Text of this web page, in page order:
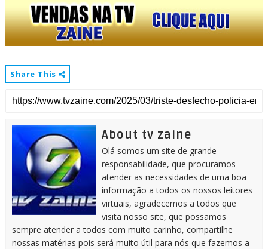
Share This
About tv zaine
Olá somos um site de grande
responsabilidade, que procuramos
atender as necessidades de uma boa
informação a todos os nossos leitores
virtuais, agradecemos a todos que
visita nosso site, que possamos
sempre atender a todos com muito carinho, compartilhe
nossas matérias pois será muito útil para nós que fazemos a